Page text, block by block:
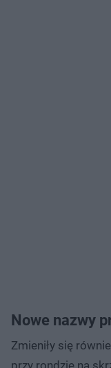
Nowe nazwy
Zmieniły się
przy rondzie na